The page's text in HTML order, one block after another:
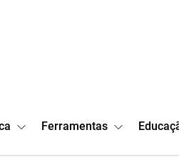
Ferramentas